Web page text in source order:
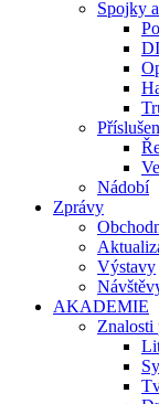
Spojky
Nádobí
Zprávy
Výstavy
AKADEMIE
Znalosti